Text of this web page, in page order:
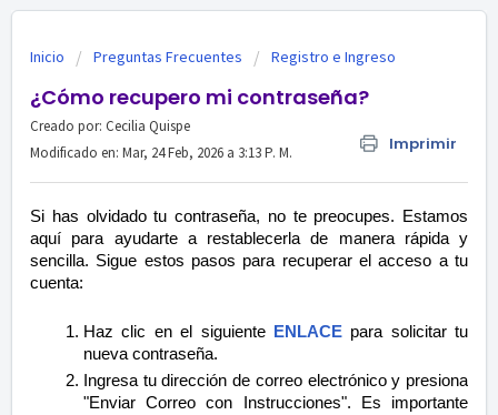
Inicio Preguntas Frecuentes Registro e Ingreso
¿Cómo recupero mi contraseña?
Imprimir
Creado por: Cecilia Quispe
Modificado en: Mar, 24 Feb, 2026 a 3:13 P. M.
Si has olvidado tu contraseña, no te preocupes. Estamos
aquí para ayudarte a restablecerla de manera rápida y
sencilla. Sigue estos pasos para recuperar el acceso a tu
cuenta:
Haz clic en el siguiente ENLACEpara solicitar tu
nueva contraseña.
Ingresa tu dirección de correo electrónico y presiona
"Enviar Correo con Instrucciones". Es importante